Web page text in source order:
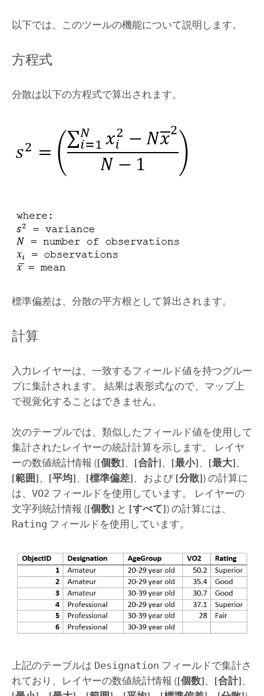
以下では、このツールの機能について説明します。
方程式
分散は以下の方程式で算出されます。
標準偏差は、分散の平方根として算出されます。
計算
入力レイヤーは、一致するフィールド値を持つグルー
プに集計されます。 結果は表形式なので、マップ上
で視覚化することはできません。
次のテーブルでは、類似したフィールド値を使用して
集計されたレイヤーの統計計算を示します。 レイヤ
ーの数値統計情報 ([個数]、 [合計]、 [最小]、 [最大]、
[範囲]、 [平均]、 [標準偏差]、および[分散]) の計算に
は、 VO2 フィールドを使用しています。 レイヤーの
文字列統計情報 ([個数] と [すべて]) の計算には、
Rating フィールドを使用しています。
上記のテーブルは Designation フィールドで集計さ
れており、レイヤーの数値統計情報 ([個数]、 [合計]、